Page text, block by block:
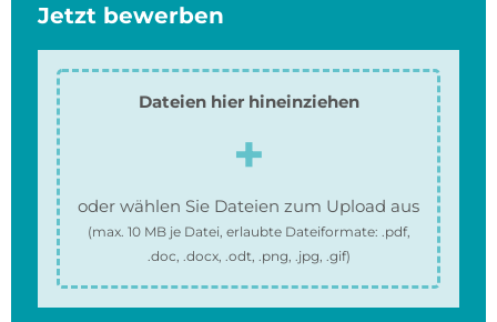
Jetzt bewerben
Dateien hier hineinziehen
oder wählen Sie Dateien zum Upload aus
(max. 10 MBje Datei, erlaubte Dateiformate: .pdf,
.doc, .docx, .odt, .png, .jpg, .gif)